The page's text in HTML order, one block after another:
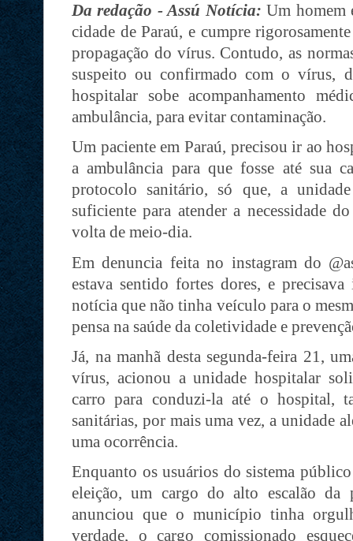
Da redação - Assú Notícia: Um homem
cidade de Paraú, e cumpre
propagação do vírus. Contudo, as
suspeito ou confirmado com o vírus,
hospitalar sobe acompanhamento
ambulância, para evitar contaminação.
Um paciente em Paraú, precisou ir ao
a ambulância para que fosse até sua
protocolo sanitário, só que, a
suficiente para atender a necessidade
volta de meio-dia.
Em denuncia feita no instagram do
estava sentido fortes dores, e
notícia que não tinha veículo para o
pensa na saúde da coletividade e
Já, na manhã desta segunda-feira 21,
vírus, acionou a unidade hospitalar
carro para conduzi-la até o hospital,
sanitárias, por mais uma vez, a unidade
uma ocorrência.
Enquanto os usuários do sistema
eleição, um cargo do alto escalão da
anunciou que o município tinha
verdade, o cargo comissionado